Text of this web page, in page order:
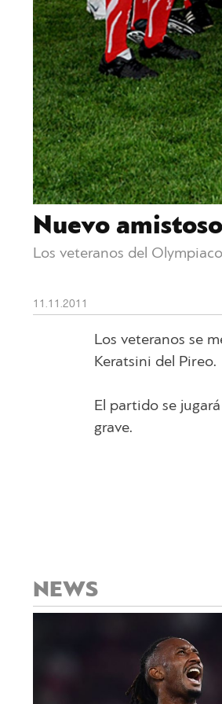
Nuevo
Los veteranos del
11.11.2011
Los veteranos se
Keratsini del Pireo.
El partido se
grave.
NEWS